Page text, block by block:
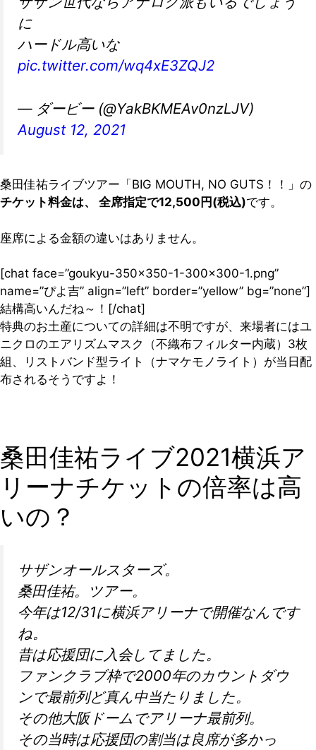
に
ハードル高いな
pic.twitter.com/wq4xE3ZQJ2
— ダービー (@YakBKMEAv0nzLJV)
August 12, 2021
桑田佳祐ライブツアー「BIG MOUTH, NO GUTS！！」の
チケット料金は、 全席指定で12,500円(税込)です。
座席による金額の違いはありません。
[chat face=”goukyu-350×350-1-300×300-1.png”
name=”ぴよ吉” align=”left” border=”yellow” bg=”none”]
結構高いんだね～！[/chat]
特典のお土産についての詳細は不明ですが、来場者にはユ
ニクロのエアリズムマスク（不織布フィルター内蔵）3枚
組、リストバンド型ライト（ナマケモノライト）が当日配
布されるそうですよ！
桑田佳祐ライブ2021横浜ア
リーナチケットの倍率は高
いの？
サザンオールスターズ。
桑田佳祐。ツアー。
今年は12/31に横浜アリーナで開催なんです
ね。
昔は応援団に入会してました。
ファンクラブ枠で2000年のカウントダウ
ンで最前列ど真ん中当たりました。
その他大阪ドームでアリーナ最前列。
その当時は応援団の割当は良席が多かっ